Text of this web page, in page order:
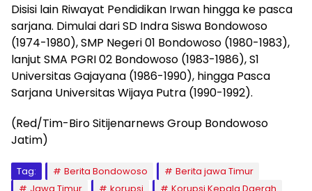
Disisi lain Riwayat Pendidikan Irwan hingga ke pasca
sarjana. Dimulai dari SD Indra Siswa Bondowoso
(1974-1980), SMP Negeri 01 Bondowoso (1980-1983),
lanjut SMA PGRI 02 Bondowoso (1983-1986), S1
Universitas Gajayana (1986-1990), hingga Pasca
Sarjana Universitas Wijaya Putra (1990-1992).
(Red/Tim-Biro Sitijenarnews Group Bondowoso
Jatim)
Tag: Berita Bondowoso
Berita jawa Timur